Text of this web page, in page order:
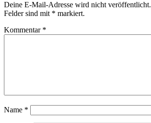
Deine E-Mail-Adresse wird nicht veröffentlicht.
Felder sind mit * markiert.
Kommentar *
Name *